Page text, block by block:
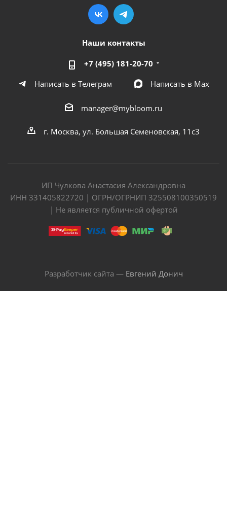
Наши контакты
+7 (495) 181-20-70
Написать в Телеграм
Написать в Мах
manager@mybloom.ru
г. Москва, ул. Большая Семеновская, 11с3
ИП Чулкова Анастасия Александровна
ИНН 331405822720 | ОГРН/ОГРНИП 325508100350519
| Не является публичной офертой
Разработчик сайта — Евгений Донич